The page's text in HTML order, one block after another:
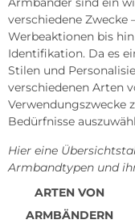
verschiedene Zwecke
Werbeaktionen bis
Identifikation. Da es
Stilen und
verschiedenen Arten
Verwendungszwecke
Bedürfnisse
Hier eine
Armbandtypen und
ARTEN VON
ARMBÄNDERN